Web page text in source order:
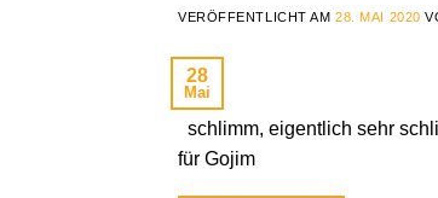
VERÖFFENTLICHT AM28. MAI 2020
28
Mai
schlimm, eigentlich sehr
für Gojim